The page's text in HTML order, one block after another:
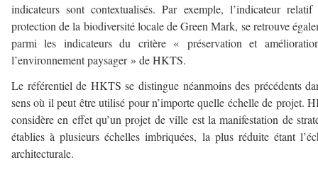
indicateurs sont contextualisés. Par exemple, l’indicateur
protection de la biodiversité locale de Green Mark, se retrouve
parmi les indicateurs du critère « préservation et
l’environnement paysager » de HKTS.
Le référentiel de HKTS se distingue néanmoins des précédents
sens où il peut être utilisé pour n’importe quelle échelle de projet.
considère en effet qu’un projet de ville est la manifestation de
établies à plusieurs échelles imbriquées, la plus réduite étant
architecturale.